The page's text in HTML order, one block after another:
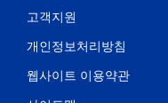
고객지원
개인정보처리방침
웹사이트 이용약관